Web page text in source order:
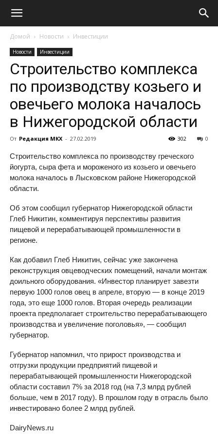
Домой Новости Инвестиции
Новости Инвестиции
Строительство комплекса
по производству козьего и
овечьего молока началось
в Нижегородской области
От Редакция МКХ - 27.02.2019 0
302
Строительство комплекса по производству греческого
йогурта, сыра фета и мороженого из козьего и овечьего
молока началось в Лысковском районе Нижегородской
области.
Об этом сообщил губернатор Нижегородской области
Глеб Никитин, комментируя перспективы развития
пищевой и перерабатывающей промышленности в
регионе.
Как добавил Глеб Никитин, сейчас уже закончена
реконструкция овцеводческих помещений, начали монтаж
доильного оборудования. «Инвестор планирует завезти
первую 1000 голов овец в апреле, вторую — в конце 2019
года, это еще 1000 голов. Вторая очередь реализации
проекта предполагает строительство перерабатывающего
производства и увеличение поголовья», — сообщил
губернатор.
Губернатор напомнил, что прирост производства и
отгрузки продукции предприятий пищевой и
перерабатывающей промышленности Нижегородской
области составил 7% за 2018 год (на 7,3 млрд рублей
больше, чем в 2017 году). В прошлом году в отрасль было
инвестировано более 2 млрд рублей.
DairyNews.ru